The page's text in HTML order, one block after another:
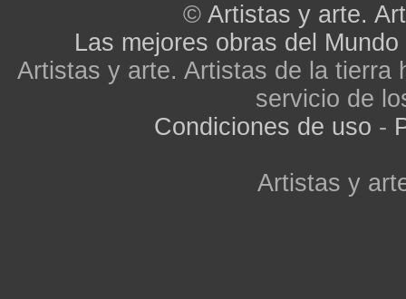
© Artistas y arte.
Las mejores obras del Mundo
Artistas y arte. Artistas de la tierra
servicio de
Condiciones de uso -
Artistas y